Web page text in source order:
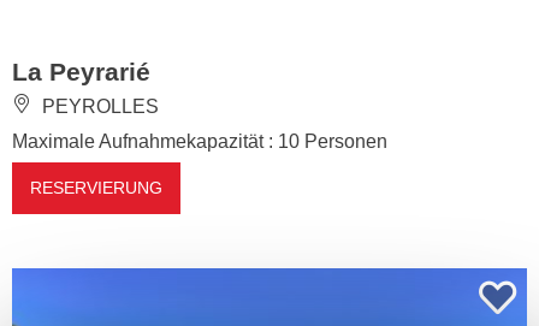
La Peyrarié
PEYROLLES
Maximale Aufnahmekapazität : 10 Personen
RESERVIERUNG